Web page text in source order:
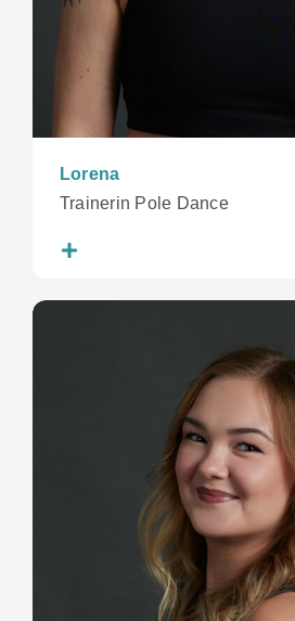
Lorena
Trainerin Pole Dance